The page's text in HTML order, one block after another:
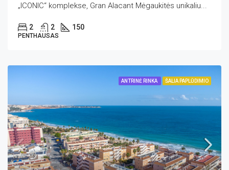
„ICONIC“ komplekse, Gran Alacant Mėgaukitės unikaliu...
2 2 150
PENTHAUSAS
ANTRINĖ RINKA ŠALIA PAPLŪDIMIO